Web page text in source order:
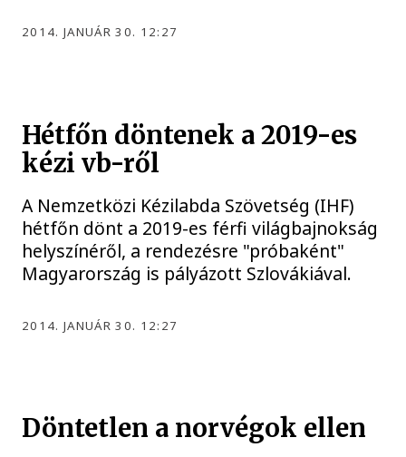
2014. JANUÁR 30. 12:27
Hétfőn döntenek a 2019-es
kézi vb-ről
A Nemzetközi Kézilabda Szövetség (IHF)
hétfőn dönt a 2019-es férfi világbajnokság
helyszínéről, a rendezésre "próbaként"
Magyarország is pályázott Szlovákiával.
2014. JANUÁR 30. 12:27
Döntetlen a norvégok ellen